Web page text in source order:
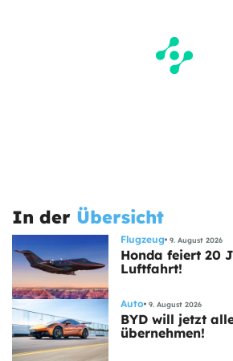
In der Übersicht
Flugzeug 9. August 2026
Honda feiert 20
Luftfahrt!
Auto 9. August 2026
BYD will jetzt
übernehmen!